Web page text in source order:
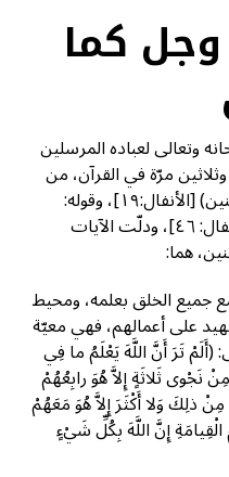
وجل كما
وتعالى لعباده المرسلين
مرّة في القرآن، من
ذلك قوله تعالى: (وَأَنَّ الله مَعَ المؤمنين) [الأنفال:١٩]، وقوله:
(وَاصْبِرُوا إِنَّ اللَّهَ مَعَ الصَّابِرِينَ) [الأنفال: ٤٦]، ودلّت الآيات
هما:
مع جميع الخلق بعلمه، ومحيط
على أعمالهم، فهي معيّة
تَرَ أَنَّ اللَّهَ يَعْلَمُ ما فِي
ثَلاثَةٍ إِلاَّ هُوَ رابِعُهُمْ
ذلِكَ وَلا أَكْثَرَ إِلاَّ هُوَ مَعَهُمْ
الْقِيامَةِ إِنَّ اللَّهَ بِكُلِّ شَيْءٍ